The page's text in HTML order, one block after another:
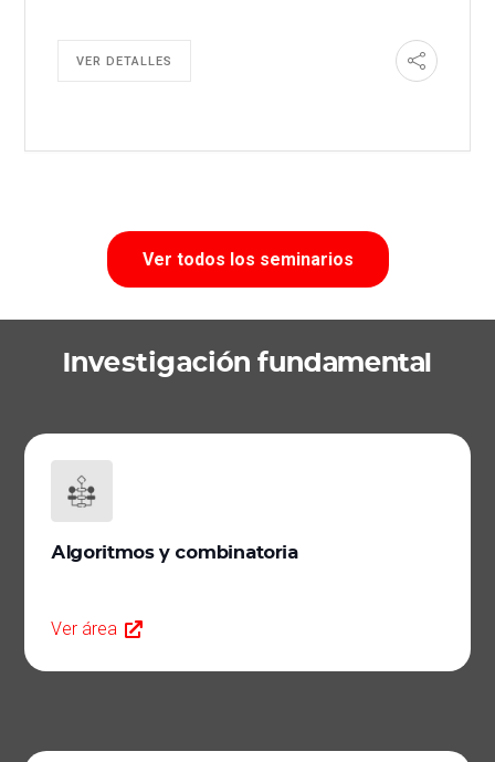
VER DETALLES
Ver todos los seminarios
Investigación fundamental
Algoritmos y combinatoria
Ver área